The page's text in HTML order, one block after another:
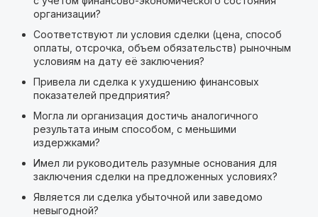
организации?
Соответствуют ли условия сделки (цена, способ
оплаты, отсрочка, объем обязательств) рыночным
условиям на дату её заключения?
Привела ли сделка к ухудшению финансовых
показателей предприятия?
Могла ли организация достичь аналогичного
результата иным способом, с меньшими
издержками?
Имел ли руководитель разумные основания для
заключения сделки на предложенных условиях?
Является ли сделка убыточной или заведомо
невыгодной?